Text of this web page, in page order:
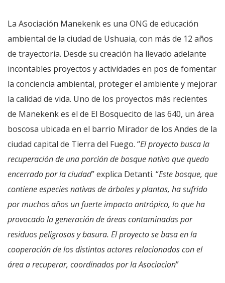
La Asociación Manekenk es una ONG de educación
ambiental de la ciudad de Ushuaia, con más de 12 años
de trayectoria. Desde su creación ha llevado adelante
incontables proyectos y actividades en pos de fomentar
la conciencia ambiental, proteger el ambiente y mejorar
la calidad de vida. Uno de los proyectos más recientes
de Manekenk es el de El Bosquecito de las 640, un área
boscosa ubicada en el barrio Mirador de los Andes de la
ciudad capital de Tierra del Fuego. “El proyecto busca la
recuperación de una porción de bosque nativo que quedo
encerrado por la ciudad” explica Detanti. “Este bosque, que
contiene especies nativas de árboles y plantas, ha sufrido
por muchos años un fuerte impacto antrópico, lo que ha
provocado la generación de áreas contaminadas por
residuos peligrosos y basura. El proyecto se basa en la
cooperación de los distintos actores relacionados con el
área a recuperar, coordinados por la Asociacion”